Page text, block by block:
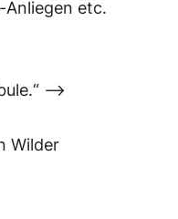
etc.
–>
Wilder